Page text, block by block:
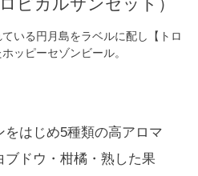
ピカルサンセット）
いる円月島をラベルに配し【トロ
ッピーセゾンビール。
はじめ5種類の高アロマ
ドウ・柑橘・熟した果